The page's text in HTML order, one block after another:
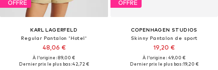
OFFRE
KARL LAGERFELD
Regular Pantalon 'Hotel'
48,06 €
À l'origine : 89,00 €
Dernier prix le plus bas :42,72 €
OFFRE
COPENHAGEN STUDIOS
Skinny Pantalon de sport
19,20 €
À l'origine : 49,00 €
Dernier prix le plus bas :19,20 €